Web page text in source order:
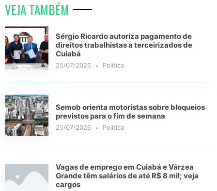
VEJA TAMBÉM
Sérgio Ricardo autoriza pagamento de
direitos trabalhistas a terceirizados de
Cuiabá
25/07/2026 Política
Semob orienta motoristas sobre bloqueios
previstos para o fim de semana
25/07/2026 Política
Vagas de emprego em Cuiabá e Várzea
Grande têm salários de até R$ 8 mil; veja
cargos